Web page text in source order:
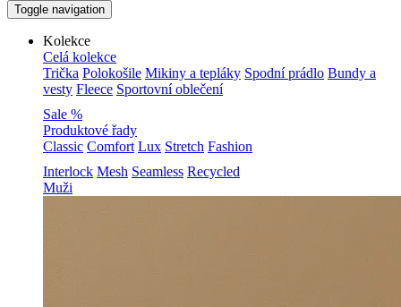
Toggle navigation
Kolekce
Celá kolekce
Trička Polokošile Mikiny a tepláky Spodní prádlo Bundy a
vesty Fleece Sportovní oblečení
Sale %
Produktové řady
Classic Comfort Lux Stretch Fashion
Interlock Mesh Seamless Recycled
Muži